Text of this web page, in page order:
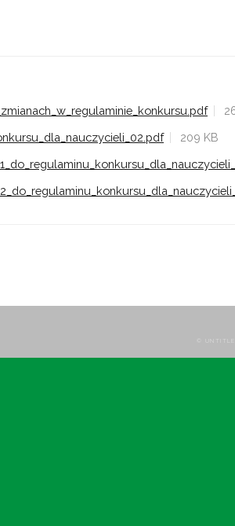
209 KB
©